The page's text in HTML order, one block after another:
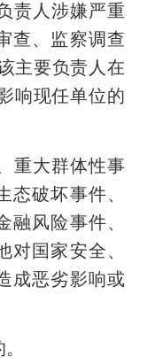
责人涉嫌严重
查、监察调查
主要负责人在
响现任单位的
重大群体性事
态破坏事件、
融风险事件、
对国家安全、
成恶劣影响或